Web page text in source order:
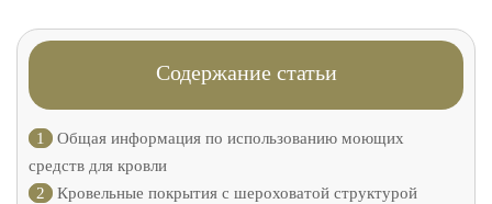
Содержание статьи
1
Общая информация по использованию моющих
средств для кровли
2
Кровельные покрытия с шероховатой структурой